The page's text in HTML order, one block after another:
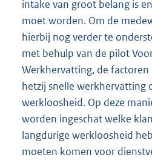
intake van groot belang is
moet worden. Om de
hierbij nog verder te
met behulp van de pilot
Werkhervatting, de
hetzij snelle werkhervatting
werkloosheid. Op deze
worden ingeschat welke
langdurige werkloosheid
moeten komen voor